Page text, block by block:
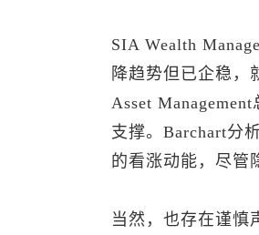
SIA Wealth
降趋势但已企稳，
Asset
支撑。Barchart分
的看涨动能，尽管
当然，也存在谨慎